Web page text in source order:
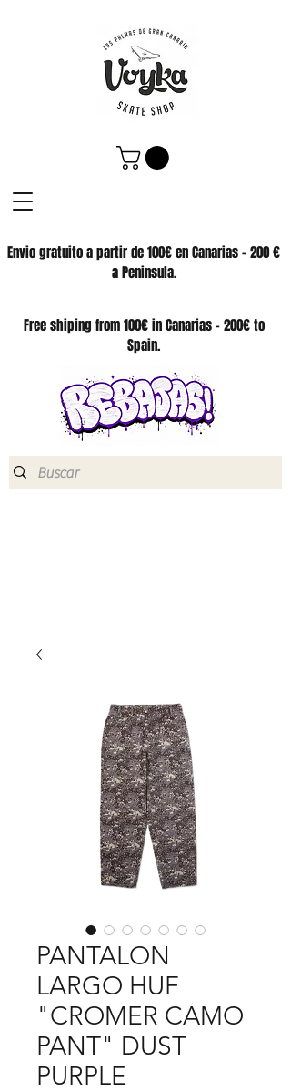
Envio gratuito a partir de 100€ en Canarias - 200 €
a Peninsula.
SKATE SHOP
Free shiping from 100€ in Canarias - 200€ to
Spain.
PANTALON
LARGO HUF
"CROMER CAMO
PANT" DUST
PURPLE